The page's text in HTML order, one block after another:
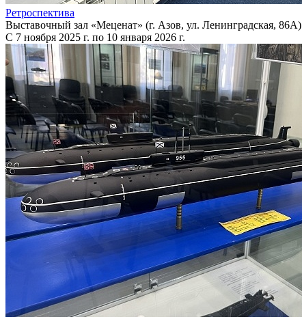
Ретроспектива
Выставочный зал «Меценат» (г. Азов, ул. Ленинградская, 86А)
С 7 ноября 2025 г. по 10 января 2026 г.